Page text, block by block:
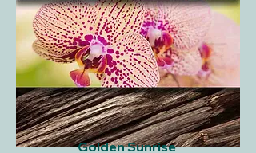
Golden Sunrise